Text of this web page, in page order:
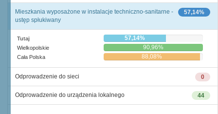
57,14%
Mieszkania wyposażone w instalacje techniczno-sanitarne -
ustęp spłukiwany
Tutaj 57,14%
Wielkopolskie 90,96%
Cała Polska 88,08%
0
Odprowadzenie do sieci
44
Odprowadzenie do urządzenia lokalnego